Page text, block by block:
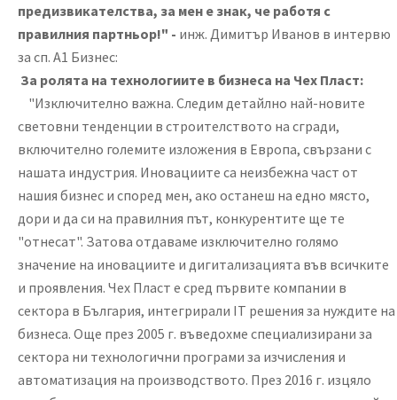
предизвикателства, за мен е знак, че работя с
правилния партньор!" - инж. Димитър Иванов в интервю
за сп. А1 Бизнес:
За ролята на технологиите в бизнеса на Чех Пласт:
"Изключително важна. Следим детайлно най-новите
световни тенденции в строителството на сгради,
включително големите изложения в Европа, свързани с
нашата индустрия. Иновациите са неизбежна част от
нашия бизнес и според мен, ако останеш на едно място,
дори и да си на правилния път, конкурентите ще те
"отнесат". Затова отдаваме изключително голямо
значение на иновациите и дигитализацията във всичките
и проявлeния. Чех Пласт е сред първите компании в
сектора в България, интегрирали IT решения за нуждите на
бизнеса. Още през 2005 г. въведохме специализирани за
сектора ни технологични програми за изчисления и
автоматизация на производството. През 2016 г. изцяло